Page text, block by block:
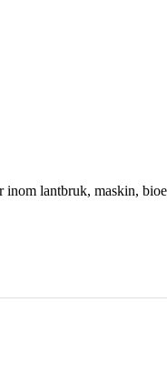
lantbruk, maskin,